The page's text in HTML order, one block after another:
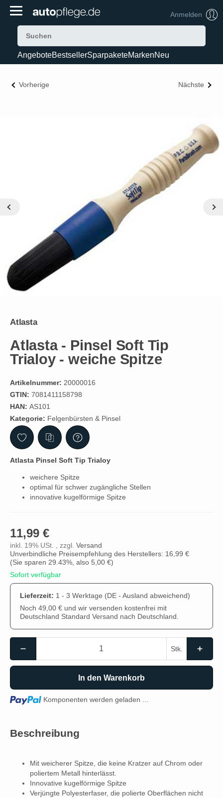
Anmelden
AngeboteBestsellerSparpaketeMarkenNeu
Vorherige Nächste
Atlasta
Atlasta - Pinsel Soft Tip
Trialoy - weiche Spitze
Artikelnummer: 20000016
GTIN: 7081411158798
HAN: AS101
Kategorie: Felgenbürsten & Pinsel
Atlasta Pinsel Soft Tip Trialoy
weichere Spitze
optimal für schwer zugängliche Stellen
innovative kugelförmige Spitze
11,99 €
inkl. 19% USt. , zzgl. Versand
Unverbindliche Preisempfehlung des Herstellers: 16,99 €
(Sie sparen 29.43% , also 5,00 €)
Sofort verfügbar
Lieferzeit: 1 - 3 Werktage (DE - Ausland abweichend)
Noch 49,00 € und wir versenden kostenfrei mit
Deutschland Standard Versand nach Deutschland.
Stk.
In den Warenkorb
Loading... Komponenten werden geladen ...
Beschreibung
Mit weicherer Spitze, die keine Kratzer auf Chrom oder
poliertem Metall hinterlässt.
Innovative kugelförmige Spitze
Verjüngte Polyesterfaser, die polierte Oberflächen nicht